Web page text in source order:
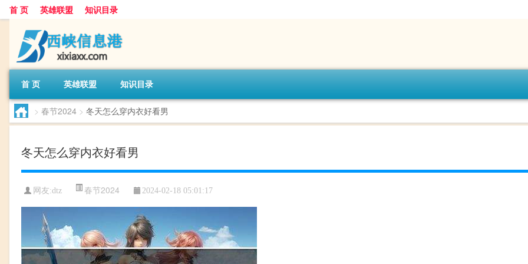
首 页 英雄联盟 知识目录
首 页 英雄联盟 知识目录
> 春节2024 > 冬天怎么穿内衣好看男
冬天怎么穿内衣好看男
网友:dtz 春节2024 2024-02-18 05:01:17